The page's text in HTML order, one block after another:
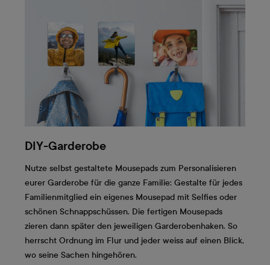
DIY-Garderobe
Nutze selbst gestaltete Mousepads zum Personalisieren
eurer Garderobe für die ganze Familie: Gestalte für jedes
Familienmitglied ein eigenes Mousepad mit Selfies oder
schönen Schnappschüssen. Die fertigen Mousepads
zieren dann später den jeweiligen Garderobenhaken. So
herrscht Ordnung im Flur und jeder weiss auf einen Blick,
wo seine Sachen hingehören.